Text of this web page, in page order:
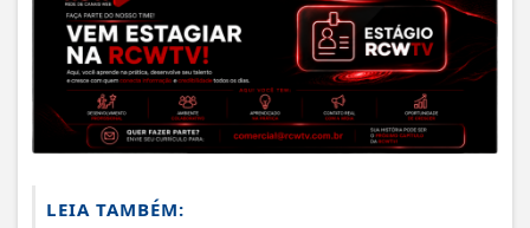
LEIA TAMBÉM: